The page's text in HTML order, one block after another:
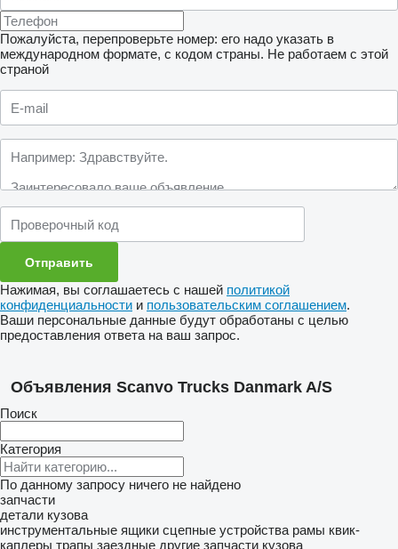
Пожалуйста, перепроверьте номер: его надо указать в
международном формате, с кодом страны. Не работаем с этой
страной
Нажимая, вы соглашаетесь с нашей политикой
конфиденциальности и пользовательским соглашением.
Ваши персональные данные будут обработаны с целью
предоставления ответа на ваш запрос.
Объявления Scanvo Trucks Danmark A/S
Поиск
Категория
По данному запросу ничего не найдено
запчасти
детали кузова
инструментальные ящики сцепные устройства рамы квик-
каплеры трапы заездные другие запчасти кузова